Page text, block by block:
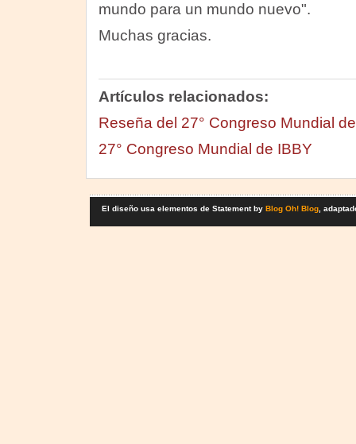
mundo para un mundo nuevo".
Muchas gracias.
Artículos relacionados:
Reseña del 27° Congreso Mundial
27° Congreso Mundial de IBBY
El diseño usa elementos de Statement by Blog Oh! Blog,